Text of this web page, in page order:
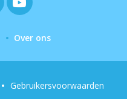
Over ons
Gebruikersvoorwaarden